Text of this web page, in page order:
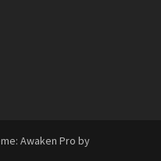
Awaken Pro by